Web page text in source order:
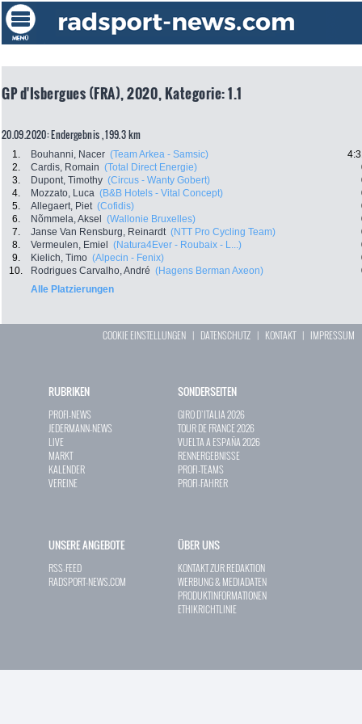
GP d'Isbergues (FRA), 2020, Kategorie: 1.1
20.09.2020: Endergebnis , 199.3 km
1. Bouhanni, Nacer (Team Arkea - Samsic)
2.
Cardis, Romain (Total Direct Energie)
3.
Dupont, Timothy (Circus - Wanty Gobert)
4.
Mozzato, Luca (B&B Hotels - Vital Concept)
5.
Allegaert, Piet (Cofidis)
6.
Nõmmela, Aksel (Wallonie Bruxelles)
7.
Janse Van Rensburg, Reinardt (NTT Pro Cycling Team)
8.
Vermeulen, Emiel (Natura4Ever - Roubaix - L...)
9.
Kielich, Timo (Alpecin - Fenix)
10.
Rodrigues Carvalho, André (Hagens Berman Axeon)
Alle Platzierungen
COOKIE EINSTELLUNGEN | DATENSCHUTZ | KONTAKT| IMPRESSUM
RUBRIKEN
PROFI-NEWS
JEDERMANN-NEWS
LIVE
MARKT
KALENDER
VEREINE
SONDERSEITEN
GIRO D`ITALIA 2026
TOUR DE FRANCE 2026
VUELTA A ESPAÑA 2026
RENNERGEBNISSE
PROFI-TEAMS
PROFI-FAHRER
UNSERE ANGEBOTE
RSS-FEED
RADSPORT-NEWS.COM
ÜBER UNS
KONTAKT ZUR REDAKTION
WERBUNG & MEDIADATEN
PRODUKTINFORMATIONEN
ETHIKRICHTLINIE